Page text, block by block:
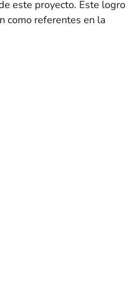
este proyecto. Este logro
como referentes en la